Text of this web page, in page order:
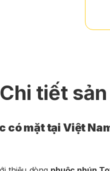
Chi tiết
có mặt tại Việt